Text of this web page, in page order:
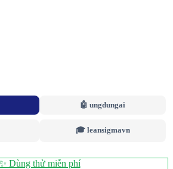
🤖 ungdungai
🎓 leansigmavn
Dùng thử miễn phí